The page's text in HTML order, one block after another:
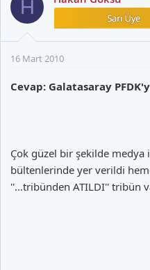
H
16 Mart 2010
Cevap: Galatasaray
Çok güzel bir şekilde
bültenlerinde yer verildi
''...tribünden ATILDI'' tribün